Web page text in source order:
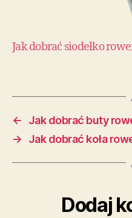
Jak dobrać siodełko
←
Jak dobrać buty
→
Jak dobrać koła
Dodaj